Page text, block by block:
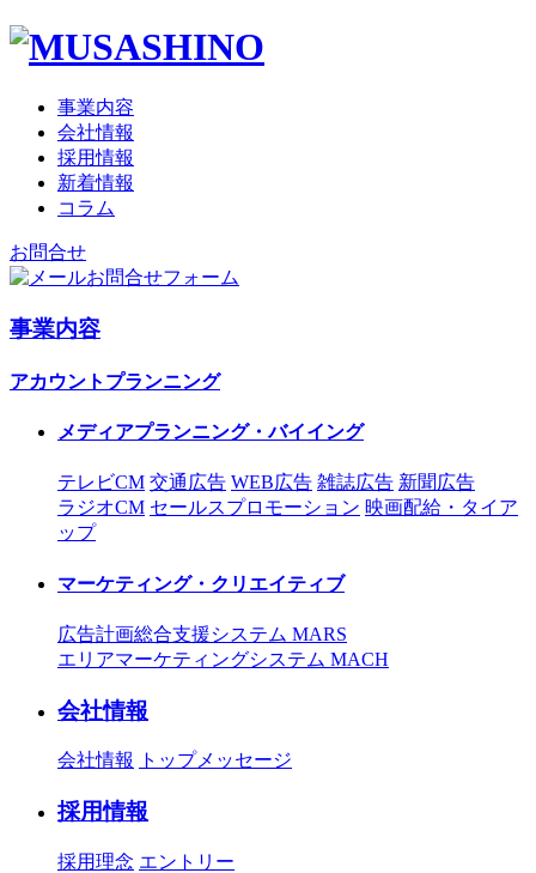
事業内容
会社情報
採用情報
新着情報
コラム
お問合せ
お問合せフォーム
事業内容
アカウントプランニング
メディアプランニング・バイイング
テレビCM 交通広告 WEB広告 雑誌広告 新聞広告
ラジオCM セールスプロモーション 映画配給・タイア
ップ
マーケティング・クリエイティブ
広告計画総合支援システム MARS
エリアマーケティングシステム MACH
会社情報
会社情報 トップメッセージ
採用情報
採用理念 エントリー